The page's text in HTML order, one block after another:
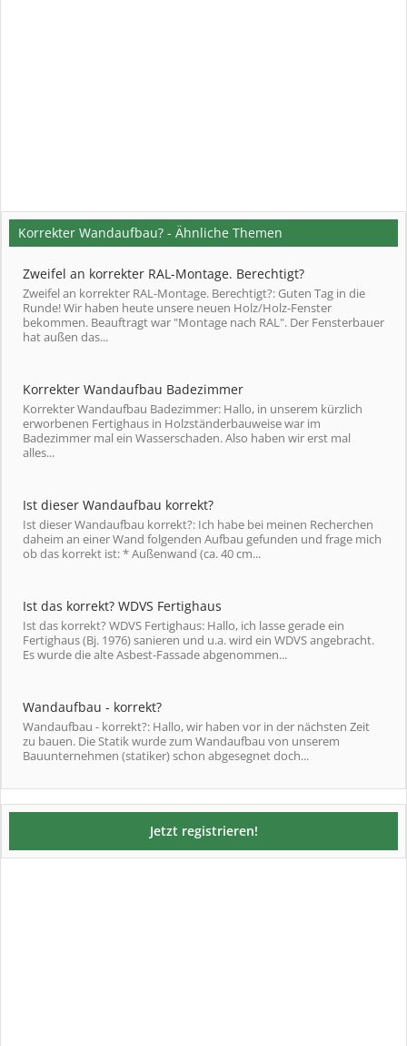
Korrekter Wandaufbau? - Ähnliche Themen
Zweifel an korrekter RAL-Montage. Berechtigt?
Zweifel an korrekter RAL-Montage. Berechtigt?: Guten Tag in die
Runde! Wir haben heute unsere neuen Holz/Holz-Fenster
bekommen. Beauftragt war "Montage nach RAL". Der Fensterbauer
hat außen das...
Korrekter Wandaufbau Badezimmer
Korrekter Wandaufbau Badezimmer: Hallo, in unserem kürzlich
erworbenen Fertighaus in Holzständerbauweise war im
Badezimmer mal ein Wasserschaden. Also haben wir erst mal
alles...
Ist dieser Wandaufbau korrekt?
Ist dieser Wandaufbau korrekt?: Ich habe bei meinen Recherchen
daheim an einer Wand folgenden Aufbau gefunden und frage mich
ob das korrekt ist: * Außenwand (ca. 40 cm...
Ist das korrekt? WDVS Fertighaus
Ist das korrekt? WDVS Fertighaus: Hallo, ich lasse gerade ein
Fertighaus (Bj. 1976) sanieren und u.a. wird ein WDVS angebracht.
Es wurde die alte Asbest-Fassade abgenommen...
Wandaufbau - korrekt?
Wandaufbau - korrekt?: Hallo, wir haben vor in der nächsten Zeit
zu bauen. Die Statik wurde zum Wandaufbau von unserem
Bauunternehmen (statiker) schon abgesegnet doch...
Jetzt registrieren!